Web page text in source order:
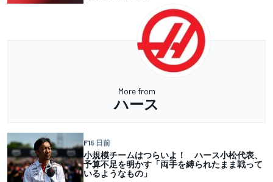
More from
ハース
F15 日前
小規模チームはつらいよ！ ハース小松代表、
予算不足を明かす「両手を縛られたまま戦って
いるようなもの」